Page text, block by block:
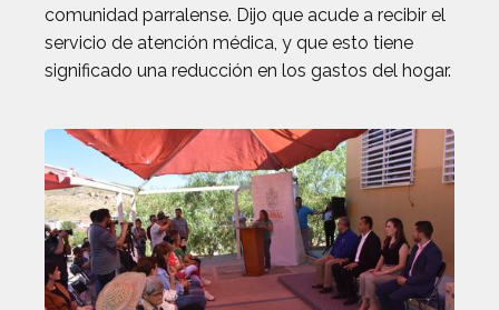
comunidad parralense. Dijo que acude a recibir el
servicio de atención médica, y que esto tiene
significado una reducción en los gastos del hogar.